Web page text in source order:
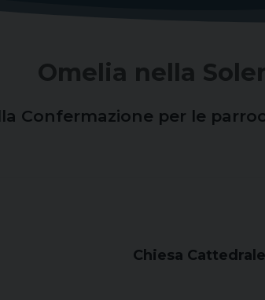
Omelia nella
Confermazione per le
Chiesa